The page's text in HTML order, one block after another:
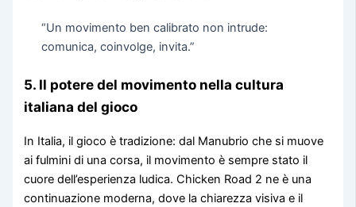
“Un movimento ben calibrato non intrude:
comunica, coinvolge, invita.”
5. Il potere del movimento nella cultura
italiana del gioco
In Italia, il gioco è tradizione: dal Manubrio che si muove
ai fulmini di una corsa, il movimento è sempre stato il
cuore dell’esperienza ludica. Chicken Road 2 ne è una
continuazione moderna, dove la chiarezza visiva e il